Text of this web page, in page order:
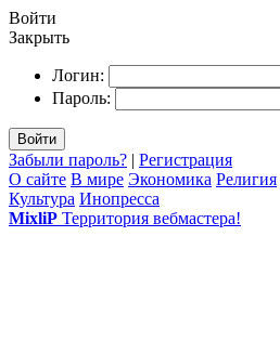
Войти
Закрыть
Логин:
Пароль:
Войти
Забыли пароль? | Регистрация
О сайте В мире Экономика Религия
Культура Инопресса
MixliP Территория вебмастера!